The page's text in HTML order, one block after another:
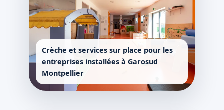
Crèche et services sur place pour les
entreprises installées à Garosud
Montpellier